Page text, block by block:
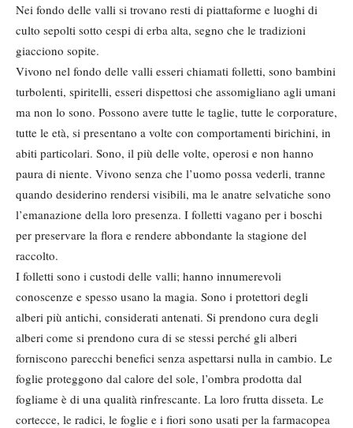
Nei fondo delle valli si trovano resti di piattaforme e luoghi di
culto sepolti sotto cespi di erba alta, segno che le tradizioni
giacciono sopite.
Vivono nel fondo delle valli esseri chiamati folletti, sono bambini
turbolenti, spiritelli, esseri dispettosi che assomigliano agli umani
ma non lo sono. Possono avere tutte le taglie, tutte le corporature,
tutte le età, si presentano a volte con comportamenti birichini, in
abiti particolari. Sono, il più delle volte, operosi e non hanno
paura di niente. Vivono senza che l’uomo possa vederli, tranne
quando desiderino rendersi visibili, ma le anatre selvatiche sono
l’emanazione della loro presenza. I folletti vagano per i boschi
per preservare la flora e rendere abbondante la stagione del
raccolto.
I folletti sono i custodi delle valli; hanno innumerevoli
conoscenze e spesso usano la magia. Sono i protettori degli
alberi più antichi, considerati antenati. Si prendono cura degli
alberi come si prendono cura di se stessi perché gli alberi
forniscono parecchi benefici senza aspettarsi nulla in cambio. Le
foglie proteggono dal calore del sole, l’ombra prodotta dal
fogliame è di una qualità rinfrescante. La loro frutta disseta. Le
cortecce, le radici, le foglie e i fiori sono usati per la farmacopea